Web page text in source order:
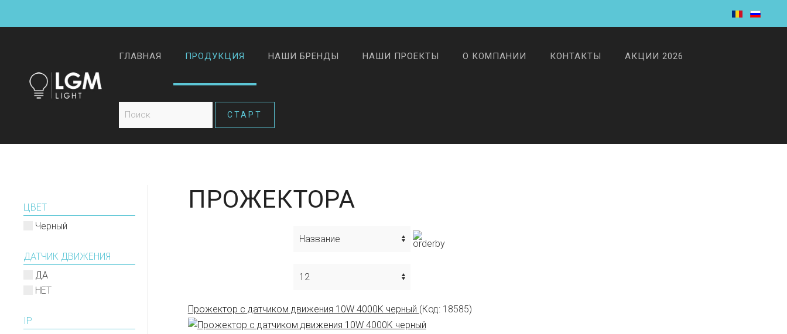
ГЛАВНАЯ ПРОДУКЦИЯ НАШИ БРЕНДЫ НАШИ ПРОЕКТЫ О КОМПАНИИ КОНТАКТЫ АКЦИИ 2026
ПРОЖЕКТОРА
Прожектор с датчиком движения 10W 4000K черный (Код: 18585)
ЦВЕТ
Черный
ДАТЧИК ДВИЖЕНИЯ
ДА
НЕТ
IP